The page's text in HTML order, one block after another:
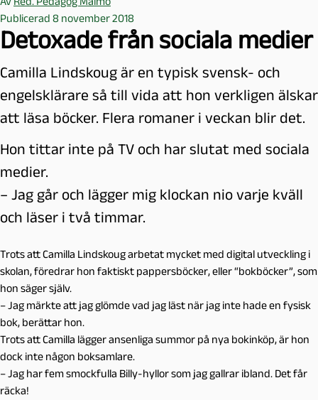
Publicerad 8 november 2018
Detoxade från sociala medier
Camilla Lindskoug är en typisk svensk- och
engelsklärare så till vida att hon verkligen älskar
att läsa böcker. Flera romaner i veckan blir det.
Hon tittar inte på TV och har slutat med sociala
medier.
– Jag går och lägger mig klockan nio varje kväll
och läser i två timmar.
Trots att Camilla Lindskoug arbetat mycket med digital utveckling i
skolan, föredrar hon faktiskt pappersböcker, eller “bokböcker”, som
hon säger själv.
– Jag märkte att jag glömde vad jag läst när jag inte hade en fysisk
bok, berättar hon.
Trots att Camilla lägger ansenliga summor på nya bokinköp, är hon
dock inte någon boksamlare.
– Jag har fem smockfulla Billy-hyllor som jag gallrar ibland. Det får
räcka!